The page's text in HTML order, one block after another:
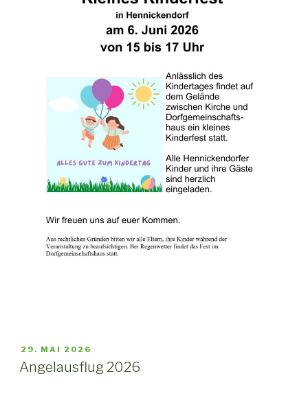
VERÖFFENTLICHT
AM
29. MAI 2026
Angelausflug 2026